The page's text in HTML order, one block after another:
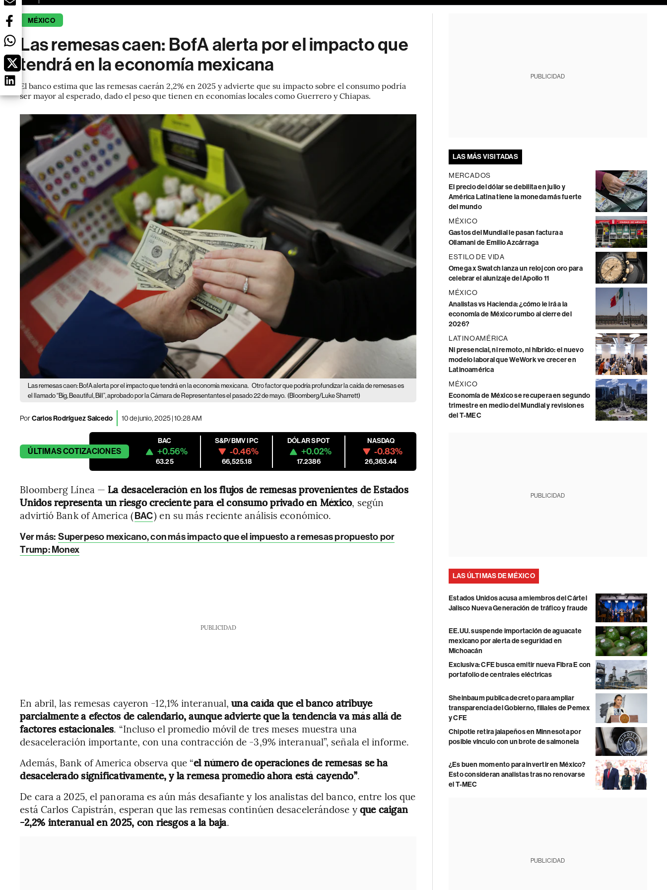
MÉXICO
Las remesas caen: BofA alerta por el impacto que
tendrá en la economía mexicana
El banco estima que las remesas caerán 2,2% en 2025 y advierte que su impacto sobre el consumo podría
ser mayor al esperado, dado el peso que tienen en economías locales como Guerrero y Chiapas.
Las remesas caen: BofA alerta por el impacto que tendrá en la economía mexicana. Otro factor que podría profundizar la caída de remesas es
el llamado “Big, Beautiful, Bill”, aprobado por la Cámara de Representantes el pasado 22 de mayo. (Bloomberg/Luke Sharrett)
PorCarlos Rodríguez Salcedo 10 de junio, 2025 | 10:28 AM
ÚLTIMASCOTIZACIONES
BAC
+0.56%
63.25
S&P/BMV IPC
-0.46%
66,525.18
DÓLAR SPOT
+0.02%
17.2386
NASDAQ
-0.83%
26,363.44
Bloomberg Línea — La desaceleración en los flujos de remesas provenientes de Estados
Unidos representa un riesgo creciente para el consumo privado en México, según
advirtió Bank of America (BAC) en su más reciente análisis económico.
Ver más: Superpeso mexicano, con más impacto que el impuesto a remesas propuesto por
Trump: Monex
PUBLICIDAD
En abril, las remesas cayeron -12,1% interanual,una caída que el banco atribuye
parcialmente a efectos de calendario, aunque advierte que la tendencia va más allá de
factores estacionales. “Incluso el promedio móvil de tres meses muestra una
desaceleración importante, con una contracción de -3,9% interanual”, señala el informe.
Además, Bank of America observa que “el número de operaciones de remesas se ha
desacelerado significativamente, y la remesa promedio ahora está cayendo”.
De cara a 2025, el panorama es aún más desafiante y los analistas del banco, entre los que
está Carlos Capistrán, esperan que las remesas continúen desacelerándose yque caigan
-2,2% interanual en 2025, con riesgos a la baja.
PUBLICIDAD
LAS MÁS VISITADAS
MERCADOS
El precio del dólar se debilita en julio y
América Latina tiene la moneda más fuerte
del mundo
MÉXICO
Gastos del Mundial le pasan factura a
Ollamani de Emilio Azcárraga
ESTILO DE VIDA
Omega x Swatch lanza un reloj con oro para
celebrar el alunizaje del Apollo 11
MÉXICO
Analistas vs Hacienda: ¿cómo le irá a la
economía de México rumbo al cierre del
2026?
LATINOAMÉRICA
Ni presencial, ni remoto, ni híbrido: el nuevo
modelo laboral que WeWork ve crecer en
Latinoamérica
MÉXICO
Economía de México se recupera en segundo
trimestre en medio del Mundial y revisiones
del T-MEC
PUBLICIDAD
LAS ÚLTIMAS DE MÉXICO
Estados Unidos acusa a miembros del Cártel
Jalisco Nueva Generación de tráfico y fraude
EE.UU. suspende importación de aguacate
mexicano por alerta de seguridad en
Michoacán
Exclusiva: CFE busca emitir nueva Fibra E con
portafolio de centrales eléctricas
Sheinbaum publica decreto para ampliar
transparencia del Gobierno, filiales de Pemex
y CFE
Chipotle retira jalapeños en Minnesota por
posible vínculo con un brote de salmonela
¿Es buen momento para invertir en México?
Esto consideran analistas tras no renovarse
el T-MEC
PUBLICIDAD